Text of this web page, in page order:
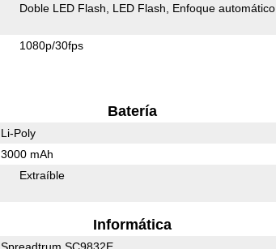
Doble LED Flash LED Flash Enfoque automático
1080p/30fps
Batería
Li-Poly
3000 mAh
Extraíble
Informática
Spreadtrum SC9832E